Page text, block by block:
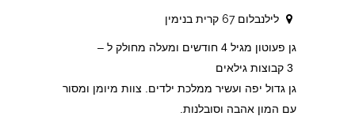
לילנבלום 67 קרית בנימין
גן פעוטון מגיל 4 חודשים ומעלה מחולק ל –
גן גדול יפה ועשיר ממלכת ילדים. צוות מיומן ומסור
עם המון אהבה וסובלנות.